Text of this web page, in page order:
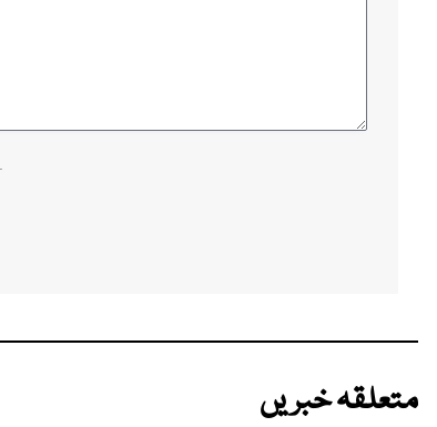
متعلقہ خبریں